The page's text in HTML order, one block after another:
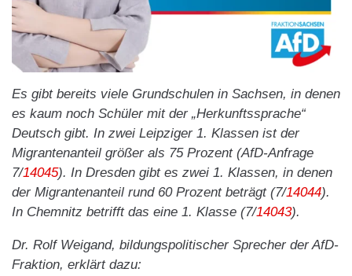
Es gibt bereits viele Grundschulen in Sachsen, in denen
es kaum noch Schüler mit der „Herkunftssprache“
Deutsch gibt. In zwei Leipziger 1. Klassen ist der
Migrantenanteil größer als 75 Prozent (AfD-Anfrage
7/14045). In Dresden gibt es zwei 1. Klassen, in denen
der Migrantenanteil rund 60 Prozent beträgt (7/14044).
In Chemnitz betrifft das eine 1. Klasse (7/14043).
Dr. Rolf Weigand, bildungspolitischer Sprecher der AfD-
Fraktion, erklärt dazu: